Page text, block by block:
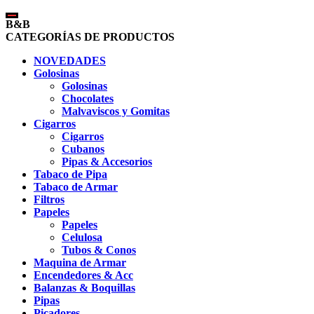
B&B
CATEGORÍAS DE PRODUCTOS
NOVEDADES
Golosinas
Golosinas
Chocolates
Malvaviscos y Gomitas
Cigarros
Cigarros
Cubanos
Pipas & Accesorios
Tabaco de Pipa
Tabaco de Armar
Filtros
Papeles
Papeles
Celulosa
Tubos & Conos
Maquina de Armar
Encendedores & Acc
Balanzas & Boquillas
Pipas